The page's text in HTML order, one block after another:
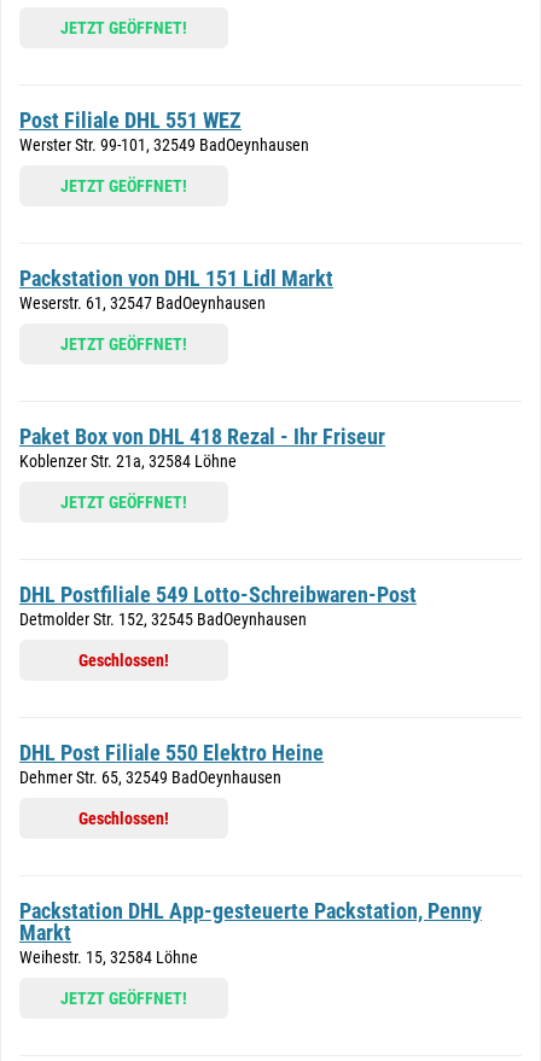
JETZT GEÖFFNET!
Post Filiale DHL 551 WEZ
Werster Str. 99-101, 32549 BadOeynhausen
JETZT GEÖFFNET!
Packstation von DHL 151 Lidl Markt
Weserstr. 61, 32547 BadOeynhausen
JETZT GEÖFFNET!
Paket Box von DHL 418 Rezal - Ihr Friseur
Koblenzer Str. 21a, 32584 Löhne
JETZT GEÖFFNET!
DHL Postfiliale 549 Lotto-Schreibwaren-Post
Detmolder Str. 152, 32545 BadOeynhausen
Geschlossen!
DHL Post Filiale 550 Elektro Heine
Dehmer Str. 65, 32549 BadOeynhausen
Geschlossen!
Packstation DHL App-gesteuerte Packstation, Penny
Markt
Weihestr. 15, 32584 Löhne
JETZT GEÖFFNET!